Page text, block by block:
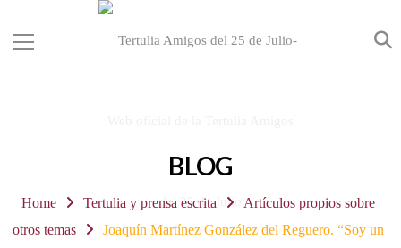
BLOG
Home Tertulia y prensa escrita
Artículos propios sobre
otros temas
Joaquín Martínez González del Reguero. “Soy un